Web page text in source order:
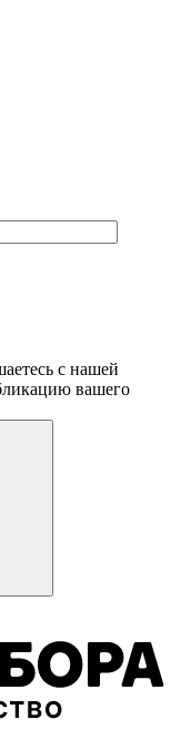
с нашей
вашего